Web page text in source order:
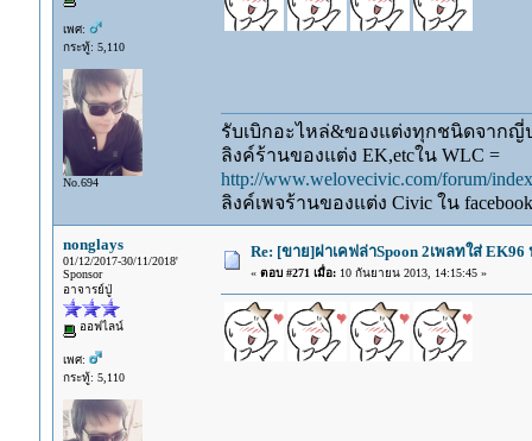
เพศ:
กระทู้: 5,110
No.694
รับเบิกอะไหล่&ของแต่งทุกชนิดจากญี่
ลิงค์ร้านของแต่ง EK,etcใน WLC =
http://www.welovecivic.com/forum/
ลิงค์เพจร้านของแต่ง Civic ใน
nonglays
01/12/2017-30/11/2018'
Sponsor
อาจารย์ปู่
ออฟไลน์
เพศ:
กระทู้: 5,110
Re: [ขาย]ฝาเคฟล่าSpoon 2เพลทใส่
« ตอบ #271 เมื่อ:10 กันยายน 2013, 14:15:45 »